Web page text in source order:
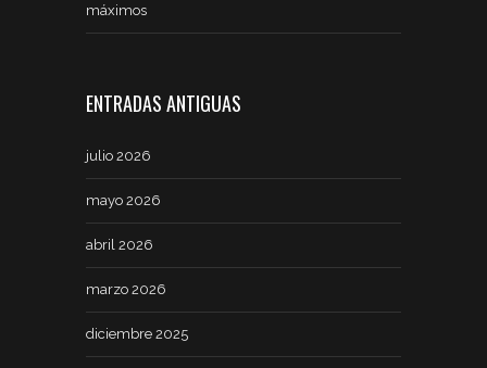
máximos
ENTRADAS ANTIGUAS
julio 2026
mayo 2026
abril 2026
marzo 2026
diciembre 2025